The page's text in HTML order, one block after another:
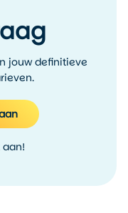
jouw definitieve